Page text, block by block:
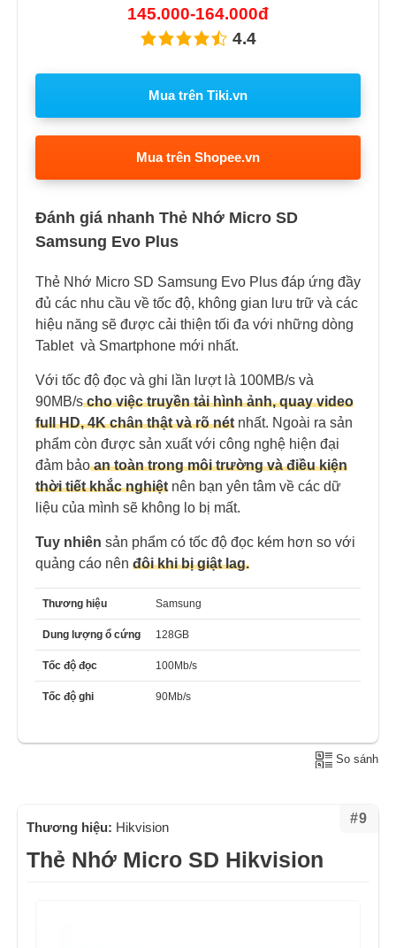
145.000-164.000đ
4.4
Mua trên Tiki.vn
Mua trên Shopee.vn
Đánh giá nhanh Thẻ Nhớ Micro SD
Samsung Evo Plus
Thẻ Nhớ Micro SD Samsung Evo Plus đáp ứng đầy
đủ các nhu cầu về tốc độ, không gian lưu trữ và các
hiệu năng sẽ được cải thiện tối đa với những dòng
Tablet và Smartphone mới nhất.
Với tốc độ đọc và ghi lần lượt là 100MB/s và
90MB/scho việc truyền tải hình ảnh, quay video
full HD, 4K chân thật và rõ nét nhất. Ngoài ra sản
phẩm còn được sản xuất với công nghệ hiện đại
đảm bảoan toàn trong môi trường và điều kiện
thời tiết khắc nghiệt nên bạn yên tâm về các dữ
liệu của mình sẽ không lo bị mất.
Tuy nhiên sản phẩm có tốc độ đọc kém hơn so với
quảng cáo nên đôi khi bị giật lag.
Thương hiệu Samsung
Dung lượng ổ cứng 128GB
Tốc độ đọc 100Mb/s
Tốc độ ghi 90Mb/s
So sánh
#9
Thương hiệu: Hikvision
Thẻ Nhớ Micro SD Hikvision